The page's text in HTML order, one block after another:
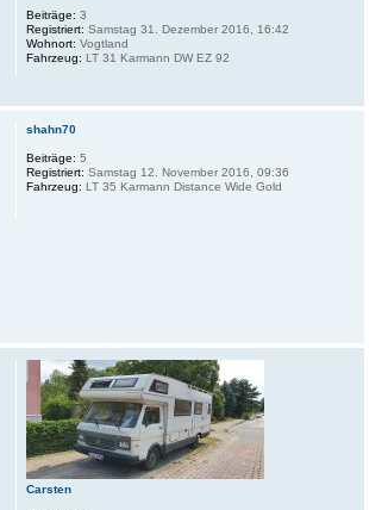
Beiträge: 3
Registriert: Samstag 31. Dezember 2016, 16:42
Wohnort: Vogtland
Fahrzeug: LT 31 Karmann DW EZ 92
shahn70
Beiträge: 5
Registriert: Samstag 12. November 2016, 09:36
Fahrzeug: LT 35 Karmann Distance Wide Gold
Carsten